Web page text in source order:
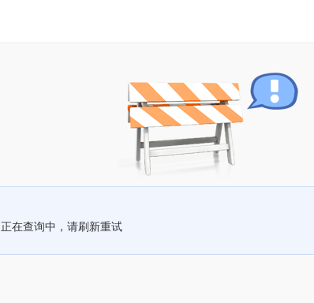
正在查询中，请刷新重试